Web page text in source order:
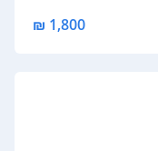
1,800 ₪